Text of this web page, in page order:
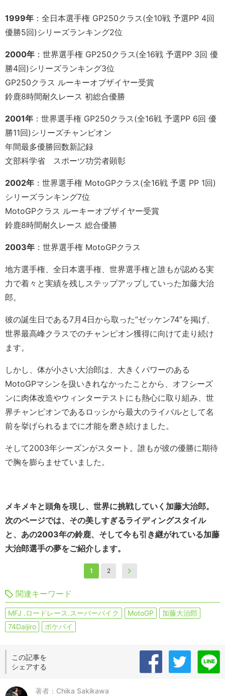
1999年 ：全日本選手権 GP250クラス(全10戦 予選PP 4回
優勝5回)シリーズランキング2位
2000年 ：世界選手権 GP250クラス(全16戦 予選PP 3回 優
勝4回)シリーズランキング3位
GP250クラス ルーキーオブザイヤー受賞
鈴鹿8時間耐久レース 初総合優勝
2001年 ：世界選手権 GP250クラス(全16戦 予選PP 6回 優
勝11回)シリーズチャンピオン
年間最多優勝回数新記録
文部科学省 スポーツ功労者顕彰
2002年 ：世界選手権 MotoGPクラス(全16戦 予選 PP 1回)
シリーズランキング7位
MotoGPクラス ルーキーオブザイヤー受賞
鈴鹿8時間耐久レース 総合優勝
2003年 ：世界選手権 MotoGPクラス
地方選手権、全日本選手権、世界選手権と誰もが認める実
力で着々と実績を残しステップアップしていった加藤大治
郎。
彼の誕生日である7月4日から取った”ゼッケン74”を掲げ、
世界最高峰クラスでのチャンピオン獲得に向けて走り続け
ます。
しかし、体が小さい大治郎は、大きくパワーのある
MotoGPマシンを扱いきれなかったことから、オフシーズ
ンに肉体改造やウィンターテストにも熱心に取り組み、世
界チャンピオンであるロッシから最大のライバルとして名
前を挙げられるまでに才能を磨き続けました。
そして2003年シーズンがスタート。誰もが彼の優勝に期待
で胸を膨らませていました。
メキメキと頭角を現し、世界に挑戦していく加藤大治郎。
次のページでは、その美しすぎるライディングスタイル
と、あの2003年の鈴鹿、そして今も引き継がれている加藤
大治郎選手の夢をご紹介します。
1 2
関連キーワード
MFJ .ロードレース.スーパーバイク MotoGP
加藤大治郎
74Daijiro
ポケバイ
この記事を
シェアする
著者：Chika Sakikawa